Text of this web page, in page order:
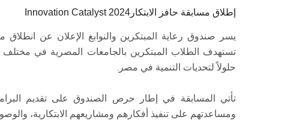
Innovation Catalyst 2024إطلاق مسابقة حافز الابتكار
تستهدف الطلاب المبتكرين بالجامعات المصرية في مختلف
حلولاً لتحديات التنمية في مصر.
تأتي المسابقة في إطار حرص الصندوق على تقديم
ومساعدتهم على تنفيذ أفكارهم ومشاريعهم الابتكارية،